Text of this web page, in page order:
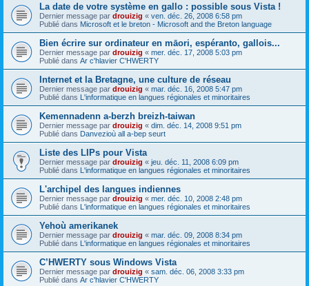
La date de votre système en gallo : possible sous Vista !
Dernier message par drouizig « ven. déc. 26, 2008 6:58 pm
Publié dans Microsoft et le breton - Microsoft and the Breton language
Bien écrire sur ordinateur en māori, espéranto, gallois...
Dernier message par drouizig « mer. déc. 17, 2008 5:03 pm
Publié dans Ar c'hlavier C'HWERTY
Internet et la Bretagne, une culture de réseau
Dernier message par drouizig « mar. déc. 16, 2008 5:47 pm
Publié dans L'informatique en langues régionales et minoritaires
Kemennadenn a-berzh breizh-taiwan
Dernier message par drouizig « dim. déc. 14, 2008 9:51 pm
Publié dans Danvezioù all a-bep seurt
Liste des LIPs pour Vista
Dernier message par drouizig « jeu. déc. 11, 2008 6:09 pm
Publié dans L'informatique en langues régionales et minoritaires
L'archipel des langues indiennes
Dernier message par drouizig « mer. déc. 10, 2008 2:48 pm
Publié dans L'informatique en langues régionales et minoritaires
Yehoù amerikanek
Dernier message par drouizig « mar. déc. 09, 2008 8:34 pm
Publié dans L'informatique en langues régionales et minoritaires
C’HWERTY sous Windows Vista
Dernier message par drouizig « sam. déc. 06, 2008 3:33 pm
Publié dans Ar c'hlavier C'HWERTY